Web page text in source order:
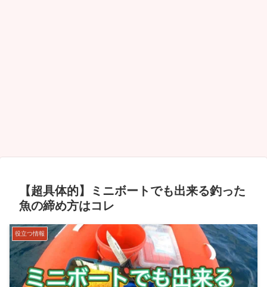
【超具体的】ミニボートでも出来る釣った
魚の締め方はコレ
役立つ情報